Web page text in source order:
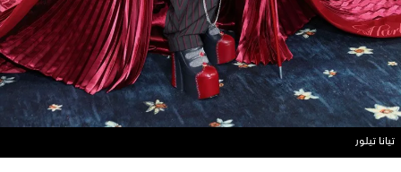
تيانا تيلور